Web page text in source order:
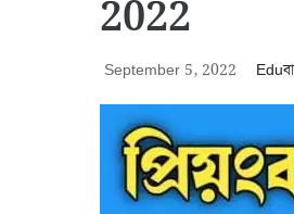
2022
September 5, 2022